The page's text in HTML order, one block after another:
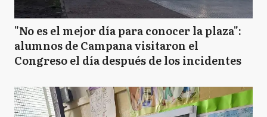
"No es el mejor día para conocer la plaza":
alumnos de Campana visitaron el
Congreso el día después de los incidentes